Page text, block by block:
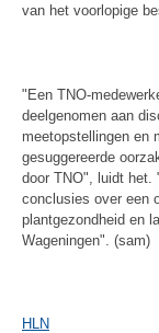
van het voorlopige
"Een TNO-
deelgenomen aan
meetopstellingen en
gesuggereerde
door TNO", luidt het.
conclusies over een
plantgezondheid en
Wageningen". (sam)
HLN